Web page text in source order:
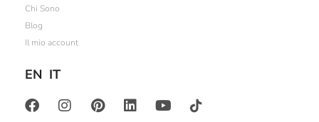
Chi Sono
Blog
Il mio account
EN IT